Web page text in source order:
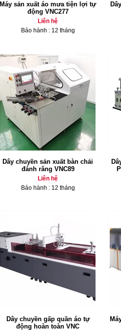
Máy sản xuất áo mưa tiện lợi tự
động VNC277
Liên hệ
Bảo hành : 12 tháng
Dây chuyền sản xuất bàn chải
đánh răng VNC89
Liên hệ
Bảo hành : 12 tháng
Dây chuyền gấp quần áo tự
động hoàn toàn VNC